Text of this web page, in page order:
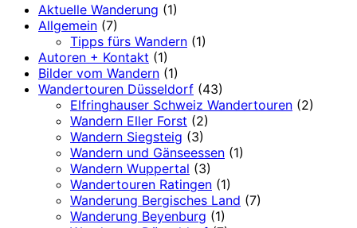
Aktuelle Wanderung (1)
Allgemein (7)
Tipps fürs Wandern (1)
Autoren + Kontakt (1)
Bilder vom Wandern (1)
Wandertouren Düsseldorf (43)
Elfringhauser Schweiz Wandertouren (2)
Wandern Eller Forst (2)
Wandern Siegsteig (3)
Wandern und Gänseessen (1)
Wandern Wuppertal (3)
Wandertouren Ratingen (1)
Wanderung Bergisches Land (7)
Wanderung Beyenburg (1)